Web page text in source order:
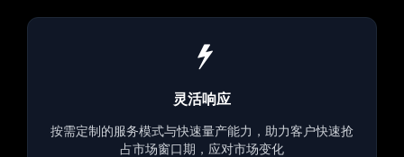
灵活响应
按需定制的服务模式与快速量产能力，助力客户快速抢
占市场窗口期，应对市场变化